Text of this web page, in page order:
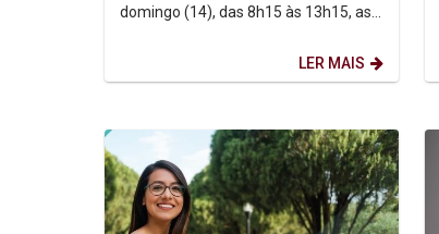
domingo (14), das 8h15 às 13h15, as
LER MAIS